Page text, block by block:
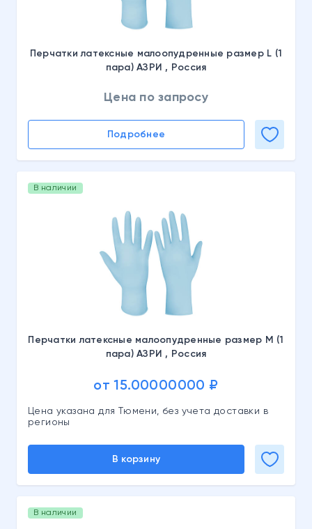
Перчатки латексные малоопудренные размер L (1
пара) АЗРИ , Россия
Цена по запросу
Подробнее
В наличии
Перчатки латексные малоопудренные размер M (1
пара) АЗРИ , Россия
от 15.00000000 ₽
Цена указана для Тюмени, без учета доставки в
регионы
В корзину
В наличии